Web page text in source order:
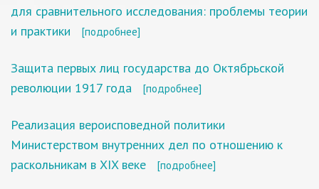
для сравнительного исследования: проблемы теории
и практики
[подробнее]
Защита первых лиц государства до Октябрьской
революции 1917 года
[подробнее]
Реализация вероисповедной политики
Министерством внутренних дел по отношению к
раскольникам в XIX веке
[подробнее]